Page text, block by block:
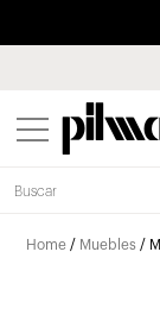
Home / Muebles /